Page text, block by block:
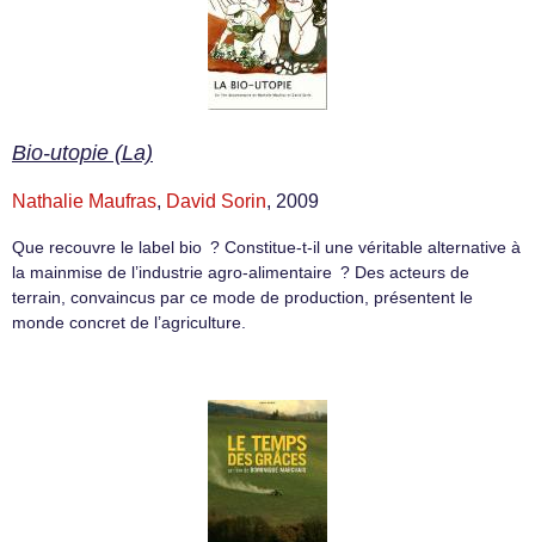
Bio-utopie (La)
Nathalie Maufras, David Sorin, 2009
Que recouvre le label bio ? Constitue-t-il une véritable alternative à
la mainmise de l’industrie agro-alimentaire ? Des acteurs de
terrain, convaincus par ce mode de production, présentent le
monde concret de l’agriculture.